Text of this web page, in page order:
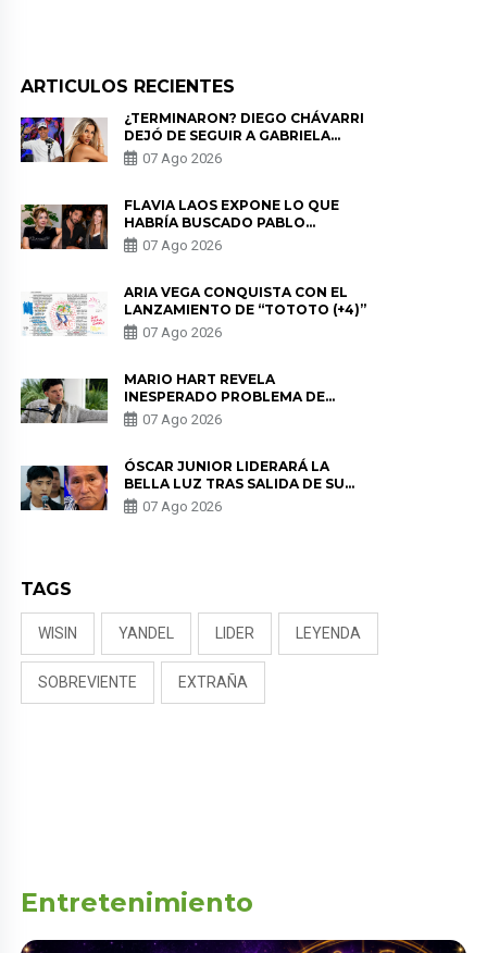
ARTICULOS RECIENTES
¿TERMINARON? DIEGO CHÁVARRI
DEJÓ DE SEGUIR A GABRIELA
HERRERA Y ANUNCIA SU SALIDA
DE PÓDCAST
07 Ago 2026
FLAVIA LAOS EXPONE LO QUE
HABRÍA BUSCADO PABLO
HEREDIA CON ALE FULLER: “UNA
DE LAS PARTES QUERÍA EL
07 Ago 2026
ARIA VEGA CONQUISTA CON EL
LANZAMIENTO DE “TOTOTO (+4)”
07 Ago 2026
MARIO HART REVELA
INESPERADO PROBLEMA DE
SALUD ANTES DE SEPARARSE DE
KORINA: “ME ENCONTRARON UN
07 Ago 2026
ÓSCAR JUNIOR LIDERARÁ LA
BELLA LUZ TRAS SALIDA DE SU
PADRE POR POLÉMICA CON
NALDY SALDAÑA
07 Ago 2026
TAGS
WISIN YANDEL LIDER LEYENDA
SOBREVIENTE EXTRAÑA
Entretenimiento